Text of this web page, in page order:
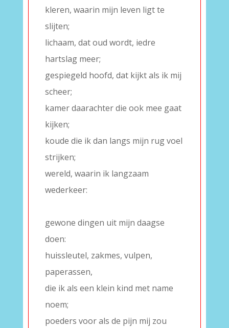
kleren, waarin mijn leven ligt te
slijten;
lichaam, dat oud wordt, iedre
hartslag meer;
gespiegeld hoofd, dat kijkt als ik mij
scheer;
kamer daarachter die ook mee gaat
kijken;
koude die ik dan langs mijn rug voel
strijken;
wereld, waarin ik langzaam
wederkeer:
gewone dingen uit mijn daagse
doen:
huissleutel, zakmes, vulpen,
paperassen,
die ik als een klein kind met name
noem;
poeders voor als de pijn mij zou